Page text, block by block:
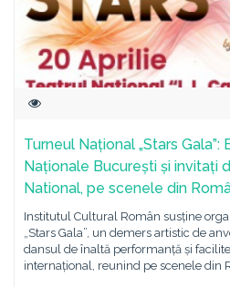
Turneul Național „Stars Gala”:
Naționale București și invitați
National, pe scenele din
Institutul Cultural Român susține
„Stars Gala”, un demers artistic de
dansul de înaltă performanță și
internațional, reunind pe scenele din